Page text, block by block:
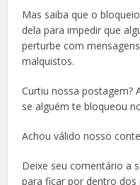
Mas saiba que o
dela para impedir que
perturbe com
malquistos.
Curtiu nossa postagem?
se alguém te bloqueou
Achou válido nosso
Deixe seu comentário a
para ficar por dentro